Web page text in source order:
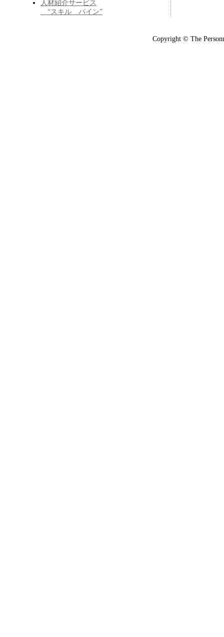
人材紹介サービス
“スキル パイン”
Copyright © The